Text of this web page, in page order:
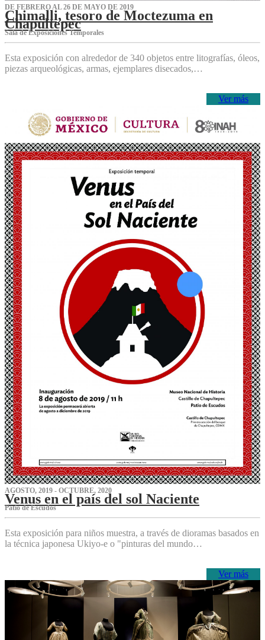
DE FEBRERO AL 26 DE MAYO DE 2019
Chimalli, tesoro de Moctezuma en
Chapultepec
Sala de Exposiciones Temporales
Esta exposición con alrededor de 340 objetos entre litografías, óleos,
piezas arqueológicas, armas, ejemplares disecados,…
Ver más
AGOSTO, 2019 - OCTUBRE, 2020
Venus en el país del sol Naciente
P‌atio de Escudos
Esta exposición para niños muestra, a través de dioramas basados en
la técnica japonesa Ukiyo-e o "pinturas del mundo…
Ver más